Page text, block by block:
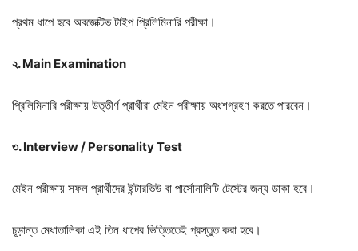
প্রথম ধাপে হবে অবজেক্টিভ টাইপ প্রিলিমিনারি পরীক্ষা।
২. Main Examination
প্রিলিমিনারি পরীক্ষায় উত্তীর্ণ প্রার্থীরা মেইন পরীক্ষায় অংশগ্রহণ করতে পারবেন।
৩. Interview / Personality Test
মেইন পরীক্ষায় সফল প্রার্থীদের ইন্টারভিউ বা পার্সোনালিটি টেস্টের জন্য ডাকা হবে।
চূড়ান্ত মেধাতালিকা এই তিন ধাপের ভিত্তিতেই প্রস্তুত করা হবে।